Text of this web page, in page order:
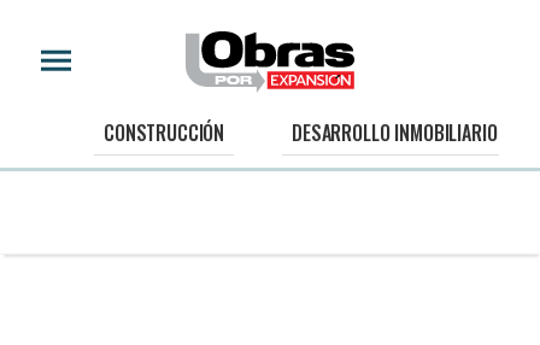
CONSTRUCCIÓN DESARROLLO INMOBILIARIO